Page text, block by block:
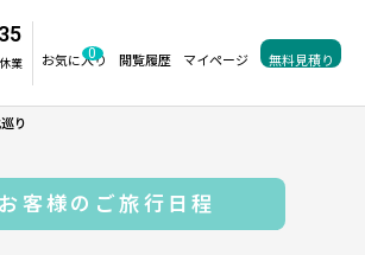
業
お気に入り
0 閲覧履歴 マイページ 無料見積り
り
お客様のご旅行日程